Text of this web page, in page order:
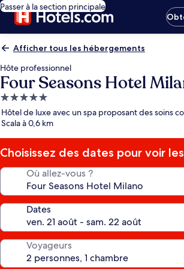
Passer à la section principale
Afficher tous les hébergements
Hôte professionnel
Four Seasons Hotel
Hébergement
5.0 étoiles
Hôtel de luxe avec un spa proposant des soins
Scala à 0,6 km
Choisissez des dates pour voir
Où allez-vous ?
Dates
Voyageurs